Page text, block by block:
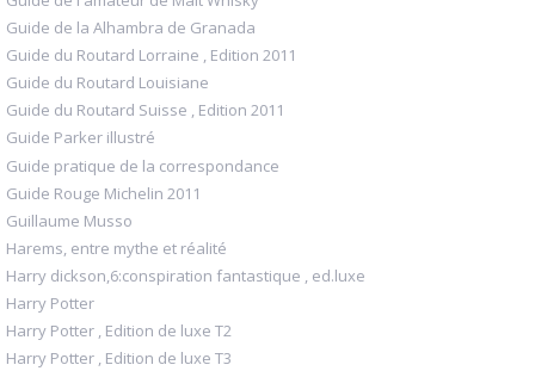
Guide de la Alhambra de Granada
Guide du Routard Lorraine , Edition 2011
Guide du Routard Louisiane
Guide du Routard Suisse , Edition 2011
Guide Parker illustré
Guide pratique de la correspondance
Guide Rouge Michelin 2011
Guillaume Musso
Harems, entre mythe et réalité
Harry dickson,6:conspiration fantastique , ed.luxe
Harry Potter
Harry Potter , Edition de luxe T2
Harry Potter , Edition de luxe T3